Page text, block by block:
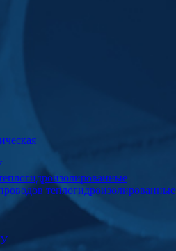
теплогидроизолированные